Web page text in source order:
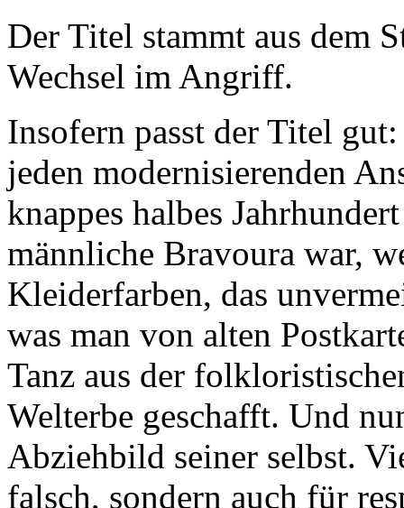
Der Titel stammt aus dem
Wechsel im Angriff.
Insofern passt der Titel
jeden modernisierenden
knappes halbes
männliche Bravoura war,
Kleiderfarben, das
was man von alten
Tanz aus der
Welterbe geschafft. Und
Abziehbild seiner selbst.
falsch, sondern auch für